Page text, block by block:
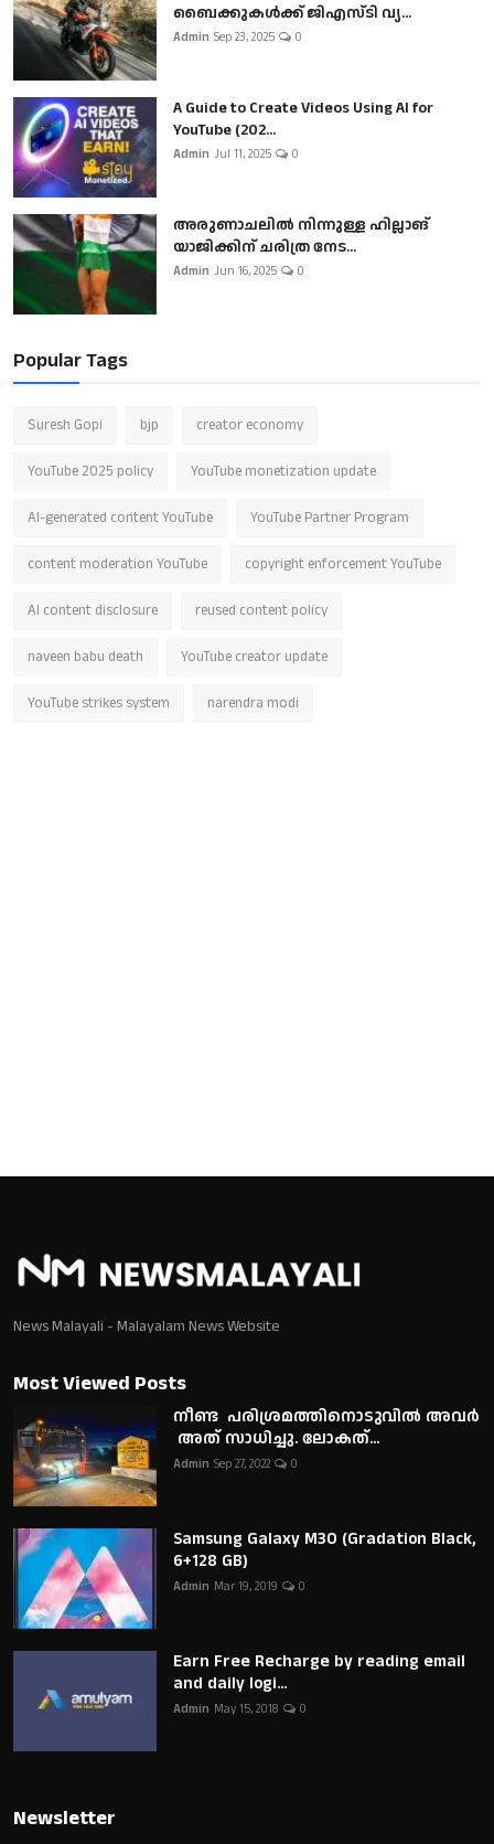
ബൈക്കുകൾക്ക് ജിഎസ്ടി വ്യ...
Admin Sep 23, 2025 0
A Guide to Create Videos Using AI for
YouTube (202...
Admin Jul 11, 2025 0
അരുണാചലിൽ നിന്നുള്ള ഹില്ലാങ്
യാജിക്കിന് ചരിത്ര നേട...
Admin Jun 16, 2025 0
Popular Tags
Suresh Gopi bjp creator economy
YouTube 2025 policy YouTube monetization update
AI-generated content YouTube YouTube Partner Program
content moderation YouTube copyright enforcement YouTube
AI content disclosure reused content policy
naveen babu death YouTube creator update
YouTube strikes system narendra modi
News Malayali - Malayalam News Website
Most Viewed Posts
നീണ്ട പരിശ്രമത്തിനൊടുവിൽ അവർ
അത് സാധിച്ചു. ലോകത്...
Admin Sep 27, 2022 0
Samsung Galaxy M30 (Gradation Black,
6+128 GB)
Admin Mar 19, 2019 0
Earn Free Recharge by reading email
and daily logi...
Admin May 15, 2018 0
Newsletter